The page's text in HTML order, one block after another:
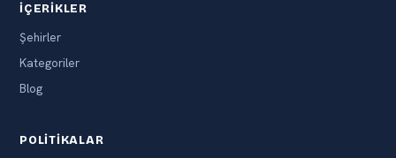
İÇERIKLER
Şehirler
Kategoriler
Blog
POLITIKALAR